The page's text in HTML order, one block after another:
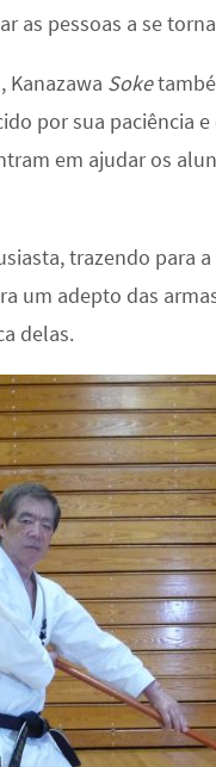
as pessoas a se
Soke
por sua paciência
em ajudar os
trazendo para
um adepto das
delas.